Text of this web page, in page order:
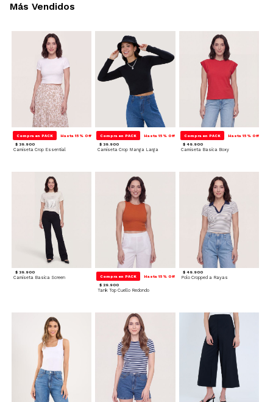
Compra en PACK Hasta 15% Off
$ 39.900
Camiseta Crop Essential
Compra en PACK Hasta 15% Off
$ 39.900
Camiseta Crop Manga Larga
Compra en PACK Hasta 15% Off
$ 49.900
Camiseta Basica Boxy
$ 39.900
Camiseta Basica Screen Compra en PACK Hasta 15% Off
$ 29.900
Tank Top Cuello Redondo
$ 49.900
Polo Cropped a Rayas
Más Vendidos